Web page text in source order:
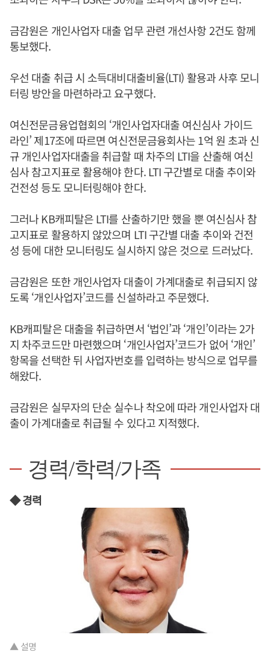
금감원은 개인사업자 대출 업무 관련 개선사항 2건도 함께
통보했다.
우선 대출 취급 시 소득대비대출비율(LTI) 활용과 사후 모니
터링 방안을 마련하라고 요구했다.
여신전문금융업협회의 ‘개인사업자대출 여신심사 가이드
라인’ 제17조에 따르면 여신전문금융회사는 1억 원 초과 신
규 개인사업자대출을 취급할 때 차주의 LTI을 산출해 여신
심사 참고지표로 활용해야 한다. LTI 구간별로 대출 추이와
건전성 등도 모니터링해야 한다.
그러나 KB캐피탈은 LTI를 산출하기만 했을 뿐 여신심사 참
고지표로 활용하지 않았으며 LTI 구간별 대출 추이와 건전
성 등에 대한 모니터링도 실시하지 않은 것으로 드러났다.
금감원은 또한 개인사업자 대출이 가계대출로 취급되지 않
도록 ‘개인사업자’코드를 신설하라고 주문했다.
KB캐피탈은 대출을 취급하면서 ‘법인’과 ‘개인’이라는 2가
지 차주코드만 마련했으며 ‘개인사업자’코드가 없어 ‘개인’
항목을 선택한 뒤 사업자번호를 입력하는 방식으로 업무를
해왔다.
금감원은 실무자의 단순 실수나 착오에 따라 개인사업자 대
출이 가계대출로 취급될 수 있다고 지적했다.
경력/학력/가족
◆ 경력
▲ 설명